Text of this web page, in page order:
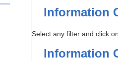
Information
Select any filter and click
Information